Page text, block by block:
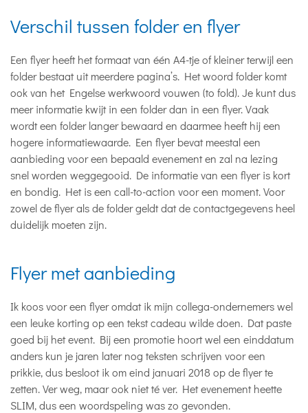
Verschil tussen folder en flyer
Een flyer heeft het formaat van één A4-tje of kleiner terwijl een
folder bestaat uit meerdere pagina’s. Het woord folder komt
ook van het Engelse werkwoord vouwen (to fold). Je kunt dus
meer informatie kwijt in een folder dan in een flyer. Vaak
wordt een folder langer bewaard en daarmee heeft hij een
hogere informatiewaarde. Een flyer bevat meestal een
aanbieding voor een bepaald evenement en zal na lezing
snel worden weggegooid. De informatie van een flyer is kort
en bondig. Het is een call-to-action voor een moment. Voor
zowel de flyer als de folder geldt dat de contactgegevens heel
duidelijk moeten zijn.
Flyer met aanbieding
Ik koos voor een flyer omdat ik mijn collega-ondernemers wel
een leuke korting op een tekst cadeau wilde doen. Dat paste
goed bij het event. Bij een promotie hoort wel een einddatum
anders kun je jaren later nog teksten schrijven voor een
prikkie, dus besloot ik om eind januari 2018 op de flyer te
zetten. Ver weg, maar ook niet té ver. Het evenement heette
SLIM, dus een woordspeling was zo gevonden.